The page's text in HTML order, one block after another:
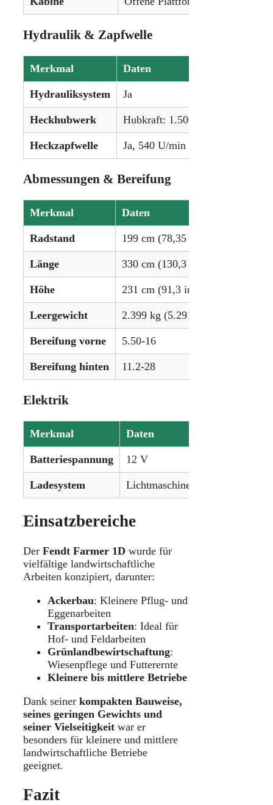
Hydraulik & Zapfwelle
Merkmal Daten
Hydrauliksystem Ja
Heckhubwerk Hubkraft: 1.500 kg (3.307 lbs)
Heckzapfwelle Ja, 540 U/min
Abmessungen & Bereifung
Merkmal Daten
Radstand 199 cm (78,35 in)
Länge 330 cm (130,3 in)
Höhe 231 cm (91,3 in)
Leergewicht 2.399 kg (5.291 lbs)
Bereifung vorne 5.50-16
Bereifung hinten 11.2-28
Elektrik
Merkmal Daten
Batteriespannung 12 V
Ladesystem Lichtmaschine (Alternator)
Einsatzbereiche
Der Fendt Farmer 1D wurde für
vielfältige landwirtschaftliche
Arbeiten konzipiert, darunter:
Ackerbau: Kleinere Pflug- und
Eggenarbeiten
Transportarbeiten: Ideal für
Hof- und Feldarbeiten
Grünlandbewirtschaftung:
Wiesenpflege und Futterernte
Kleinere bis mittlere Betriebe
Dank seiner kompakten Bauweise,
seines geringen Gewichts und
seiner Vielseitigkeit war er
besonders für kleinere und mittlere
landwirtschaftliche Betriebe
geeignet.
Fazit